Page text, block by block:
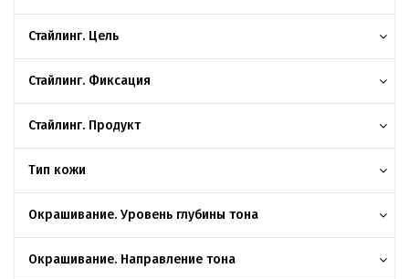
Стайлинг. Цель
Стайлинг. Фиксация
Стайлинг. Продукт
Тип кожи
Окрашивание. Уровень глубины тона
Окрашивание. Направление тона